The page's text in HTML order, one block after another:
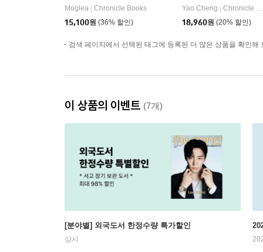
Book
Moglea
Chronicle Books
15,100원 (36% 할인)
ok
Yao Cheng
Chronicle Books
18,960원 (20% 할인)
검색 페이지에서 선택된 태그에 등록된 더 많은 상품을 확인해
이 상품의 이벤트 (7개)
[분야별] 외국도서 한정수량 특가할인
상시